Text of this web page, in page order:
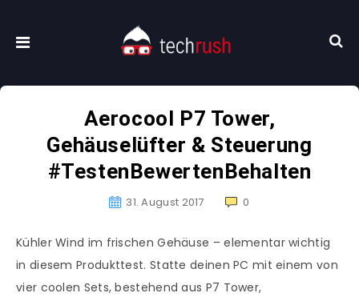
Aerocool P7 Tower,
Gehäuselüfter & Steuerung
#TestenBewertenBehalten
31. August 2017 0
Kühler Wind im frischen Gehäuse – elementar wichtig
in diesem Produkttest. Statte deinen PC mit einem von
vier coolen Sets, bestehend aus P7 Tower,